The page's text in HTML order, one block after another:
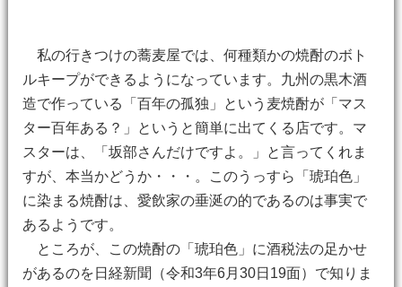
私の行きつけの蕎麦屋では、何種類かの焼酎のボト
ルキープができるようになっています。九州の黒木酒
造で作っている「百年の孤独」という麦焼酎が「マス
ター百年ある？」というと簡単に出てくる店です。マ
スターは、「坂部さんだけですよ。」と言ってくれま
すが、本当かどうか・・・。このうっすら「琥珀色」
に染まる焼酎は、愛飲家の垂涎の的であるのは事実で
あるようです。
ところが、この焼酎の「琥珀色」に酒税法の足かせ
があるのを日経新聞（令和3年6月30日19面）で知りま